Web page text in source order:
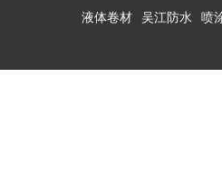
液体卷材 吴江防水 喷